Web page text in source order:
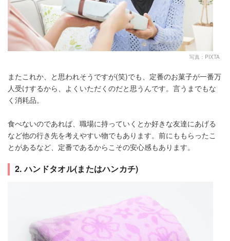
写真：PIXTA
またこれか、と思われそうですが(笑)でも、定番のお菓子が一番万
人受けするから、よくいただくのだと思うんです。言うまでもな
く消耗品。
食べないのであれば、職場に持っていくとか好きな友達にあげる
など他の行き先を考えやすい物でもあります。前にももらったこ
とがあるなど、定番であるからこその安心感もあります。
2. ハンドタオル(またはハンカチ)